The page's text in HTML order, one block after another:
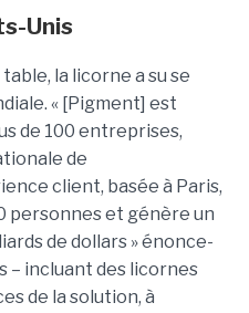
Unis
la licorne a su se
« [Pigment] est
de 100 entreprises,
de
client, basée à Paris,
personnes et génère un
de dollars » énonce-
– incluant des licornes
de la solution, à